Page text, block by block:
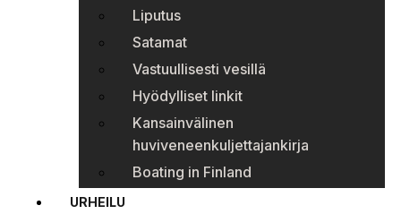
Liputus
Satamat
Vastuullisesti vesillä
Hyödylliset linkit
Kansainvälinen
huviveneenkuljettajankirja
Boating in Finland
URHEILU